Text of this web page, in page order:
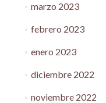
marzo 2023
febrero 2023
enero 2023
diciembre 2022
noviembre 2022